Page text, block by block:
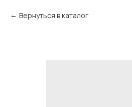
Вернуться в каталог